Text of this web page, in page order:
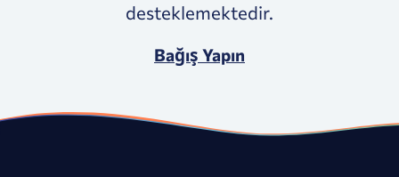
desteklemektedir.
Bağış Yapın